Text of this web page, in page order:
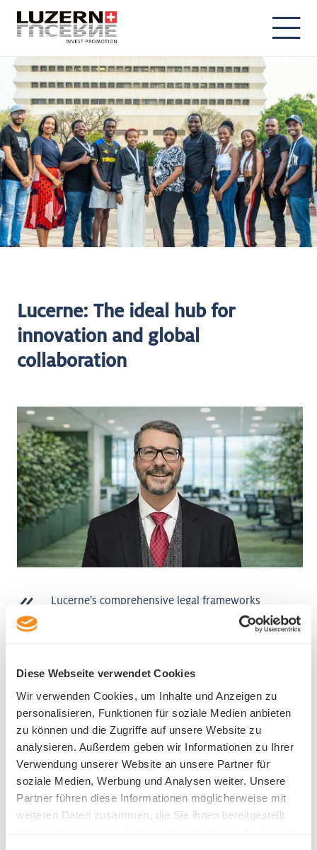
Diese Webseite verwendet Cookies
Wir verwenden Cookies, um Inhalte und Anzeigen zu
personalisieren, Funktionen für soziale Medien anbieten
zu können und die Zugriffe auf unsere Website zu
analysieren. Außerdem geben wir Informationen zu Ihrer
Verwendung unserer Website an unsere Partner für
soziale Medien, Werbung und Analysen weiter. Unsere
Partner führen diese Informationen möglicherweise mit
weiteren Daten zusammen, die Sie ihnen bereitgestellt
Lucerne: The ideal hub for
innovation and global
collaboration
Lucerne's comprehensive legal frameworks
technology, favorable tax policies, extensive
system make this beautiful city the perfect
location for our headquarters. Our IP and
global activities in the individual countries
with governments, universities and United
Nations will all be managed from Lucerne.
Switzerland’s great commitment to
multilateral development also made our
decision easy.
Aaron E. Walsh